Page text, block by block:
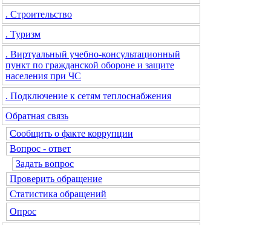
. Строительство
. Туризм
. Виртуальный учебно-консультационный
пункт по гражданской обороне и защите
населения при ЧС
. Подключение к сетям теплоснабжения
Обратная связь
Сообщить о факте коррупции
Вопрос - ответ
Задать вопрос
Проверить обращение
Статистика обращений
Опрос